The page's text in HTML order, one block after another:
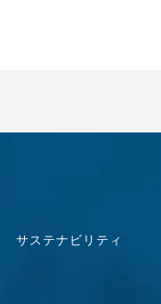
サステナビリティ